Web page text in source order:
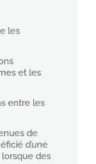
les
et les
entre les
de
d’une
des